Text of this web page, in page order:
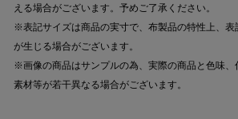
える場合がございます。予めご了承ください。
※表記サイズは商品の実寸で、布製品の特性上、表
が生じる場合がございます。
※画像の商品はサンプルの為、実際の商品と色味、
素材等が若干異なる場合がございます。